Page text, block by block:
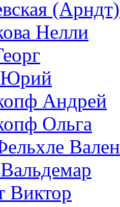
Нелли
Андрей
Ольга
Виктор